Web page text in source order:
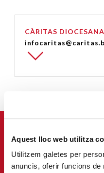
Aquest lloc web utilitza
Utilitzem galetes per
anuncis, oferir funcions
CÀRITAS
Correu-
E *